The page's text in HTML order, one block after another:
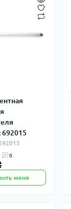
0
меня